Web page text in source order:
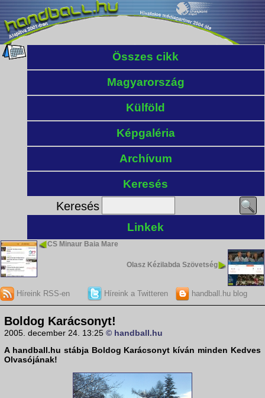
Összes cikk
Magyarország
Külföld
Képgaléria
Archívum
Keresés
Keresés
Linkek
CS Minaur Baia Mare
Olasz Kézilabda Szövetség
Híreink RSS-en Híreink a Twitteren handball.hu blog
Boldog Karácsonyt!
2005. december 24. 13:25 © handball.hu
A handball.hu stábja Boldog Karácsonyt kíván minden Kedves
Olvasójának!